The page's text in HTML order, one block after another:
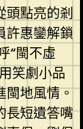
頭點亮的剎
許惠鑾解鎖
“閩不虛
笑劇小品
閩地風情。
長短遺答嘴